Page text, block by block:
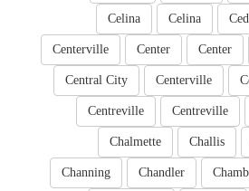
Celina
Celina
Center
Center
Centerville
Centerville
Central City
Centreville
Centreville
Challis
Chalmette
Chandler
Channing